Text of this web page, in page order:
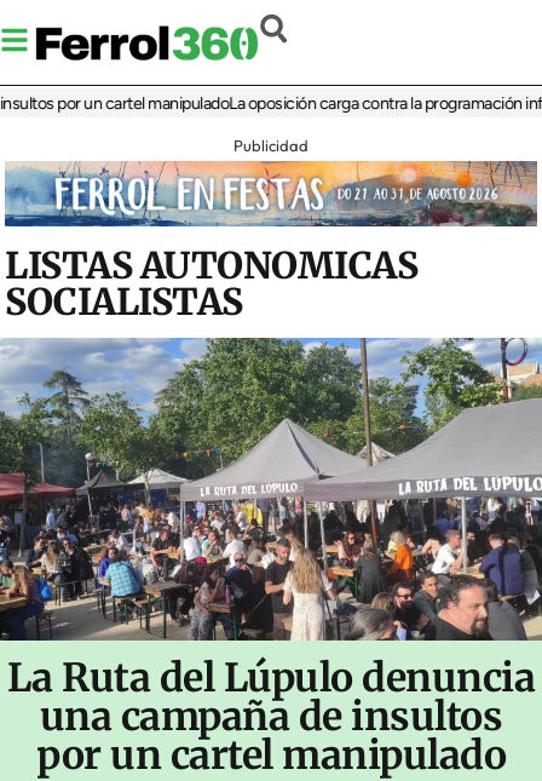
por un cartel manipuladoLa oposición carga contra la programación infantil
Publicidad
LISTAS AUTONOMICAS
SOCIALISTAS
La Ruta del Lúpulo denuncia
una campaña de insultos
por un cartel manipulado